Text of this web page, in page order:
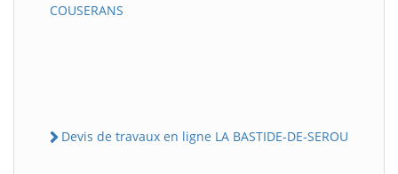
COUSERANS
Devis de travaux en ligne LA BASTIDE-DE-SEROU